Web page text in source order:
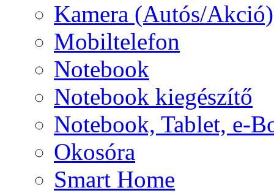
Kamera (Autós/Akció)
Mobiltelefon
Notebook
Notebook kiegészítő
Notebook, Tablet, e-
Okosóra
Smart Home